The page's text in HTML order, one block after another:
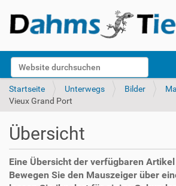
Website durchsuchen
k
Startseite Unterwegs Bilder
Vieux Grand Port
Übersicht
Eine Übersicht der verfügbaren
Bewegen Sie den Mauszeiger über